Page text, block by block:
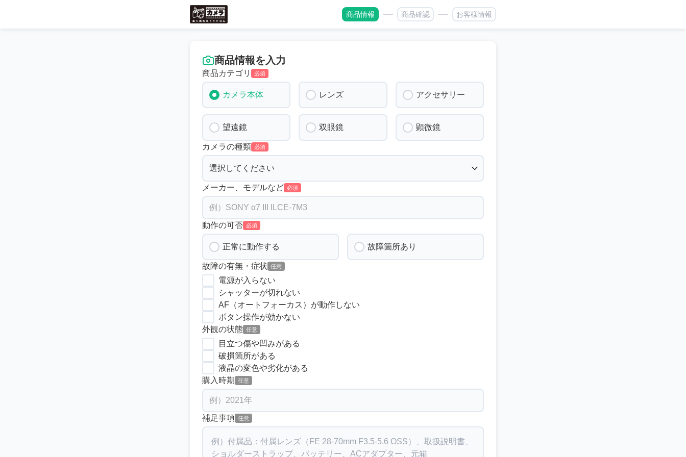
商品情報 商品確認 お客様情報
商品情報を入力
商品カテゴリ 必須
カメラ本体 レンズ アクセサリー
望遠鏡 双眼鏡 顕微鏡
カメラの種類 必須
メーカー、モデルなど 必須
動作の可否 必須
正常に動作する 故障箇所あり
故障の有無・症状 任意
電源が入らない
シャッターが切れない
AF（オートフォーカス）が動作しない
ボタン操作が効かない
外観の状態 任意
目立つ傷や凹みがある
破損箇所がある
液晶の変色や劣化がある
購入時期
任意
補足事項 任意